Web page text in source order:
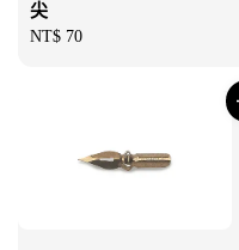
尖
Regular
NT$ 70